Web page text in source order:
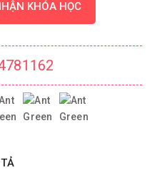
KHÓA HỌC